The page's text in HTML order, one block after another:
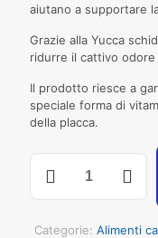
aiutano a supportare
Grazie alla Yucca
ridurre il cattivo
Il prodotto riesce a
speciale forma di
della placca.
ADULT
Categorie: Alimenti